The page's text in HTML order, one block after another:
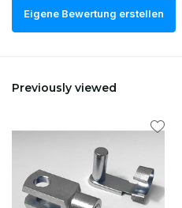
Eigene Bewertung erstellen
Previously viewed